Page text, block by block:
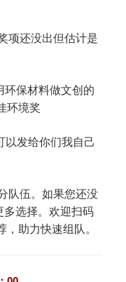
项还没出但估计是
环保材料做文创的
环境奖
以发给你们我自己
队伍。如果您还没
多选择。欢迎扫码
助力快速组队。